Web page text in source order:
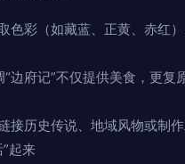
色彩（如藏蓝、正黄、赤红
“边府记”不仅提供美食，更
接历史传说、地域风物或制
起来